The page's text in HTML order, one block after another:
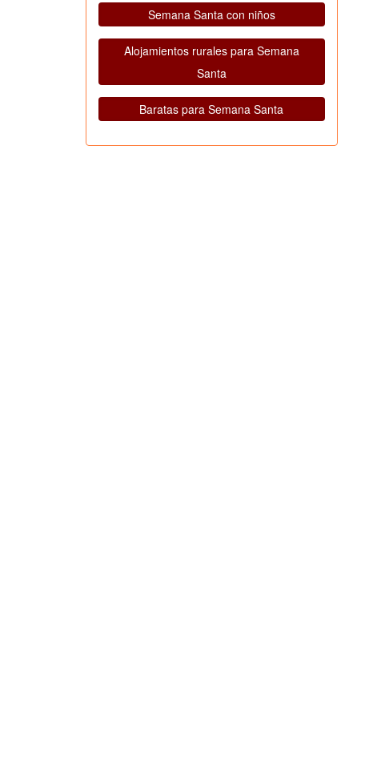
Semana Santa con niños
Alojamientos rurales para Semana
Santa
Baratas para Semana Santa